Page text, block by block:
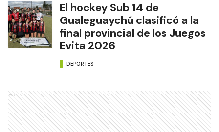
El hockey Sub 14 de
Gualeguaychú clasificó a la
final provincial de los Juegos
Evita 2026
DEPORTES
Ads